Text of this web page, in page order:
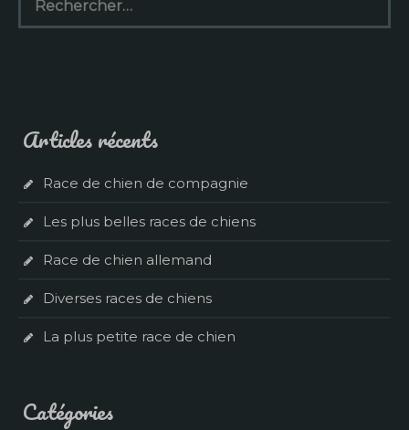
Articles récents
Race de chien de compagnie
Les plus belles races de chiens
Race de chien allemand
Diverses races de chiens
La plus petite race de chien
Catégories